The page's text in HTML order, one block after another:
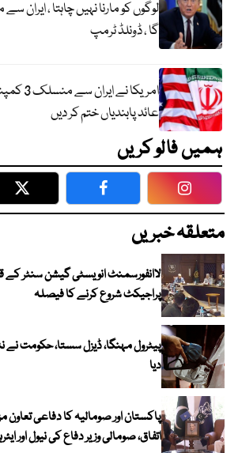
لوگوں کو مارنا نہیں چاہتا ، ایران
گا ، ڈونلڈ ٹرمپ
عائد پابندیاں ختم کر دیں
ہمیں فالو کریں
Twitter Facebook
متعلقہ خبریں
لاانفورسمنٹ انویسٹی گیشن سنٹر کے
پراجیکٹ شروع کرنے کا فیصلہ
پیٹرول مہنگا، ڈیزل سستا، حکومت نے
دیا
پاکستان اور صومالیہ کا دفاعی تعاون
اتفاق، صومالی وزیر دفاع کی نیول اور